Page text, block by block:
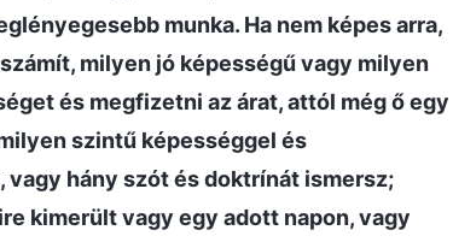
munka. Ha nem képes arra,
milyen jó képességű vagy milyen
és megfizetni az árat, attól még ő egy
szintű képességgel és
hány szót és doktrínát ismersz;
kimerült vagy egy adott napon, vagy